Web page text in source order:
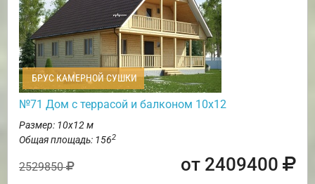
БРУС КАМЕРНОЙ СУШКИ
№71 Дом с террасой и балконом 10х12
Размер: 10х12 м
Общая площадь: 1562
2529850 от 2409400